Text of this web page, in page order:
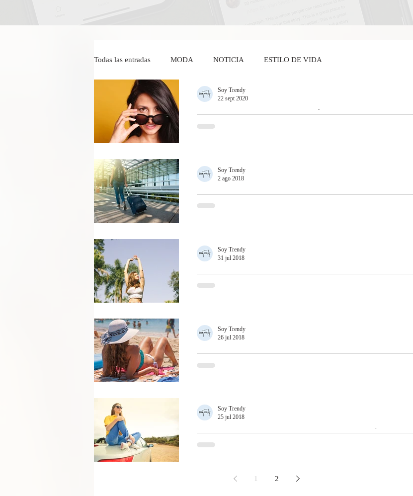
Todas las entradas MODA NOTICIA ESTILO DE VIDA
IMAGEN Y BELLEZA WendyCrespi
Dr Federico Baena Q
LOS LENTES DE SOL CON MÁS ESTILO EN VERANO
Soy Trendy
22 sept 2020
SI VIAJAS CUIDA ESTOS ASPECTOS PARA
MANTENERTE SALUDABLE
Soy Trendy
2 ago 2018
ESTE ES EL TIPO DE FALDA QUE DEBES USAR EN
VERANO
Soy Trendy
31 jul 2018
ERRORES QUE COMETES AL USAR BLOQUEADOR
SOLAR
Soy Trendy
26 jul 2018
LAS MEJORES PRENDAS PARA VESTIR EN DÍAS DE
CALOR
Soy Trendy
25 jul 2018
1 2